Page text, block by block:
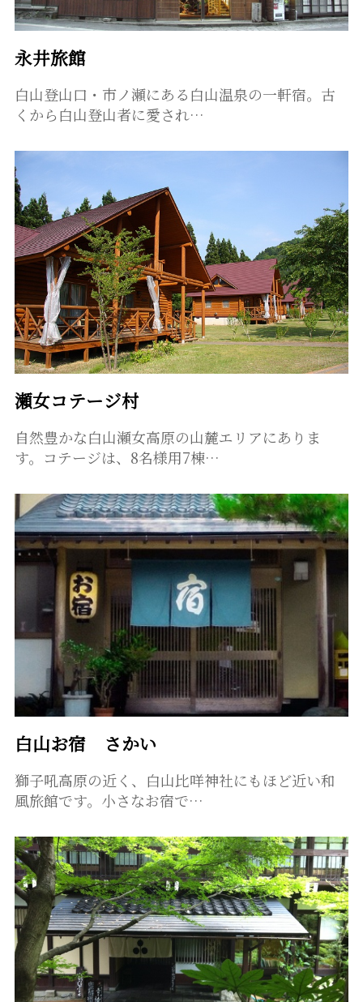
永井旅館
白山登山口・市ノ瀬にある白山温泉の一軒宿。古
くから白山登山者に愛され…
瀬女コテージ村
自然豊かな白山瀬女高原の山麓エリアにありま
す。コテージは、8名様用7棟…
白山お宿 さかい
獅子吼高原の近く、白山比咩神社にもほど近い和
風旅館です。小さなお宿で…